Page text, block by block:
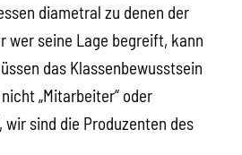
diametral zu denen der
wer seine Lage begreift, kann
das Klassenbewusstsein
„Mitarbeiter“ oder
wir sind die Produzenten des